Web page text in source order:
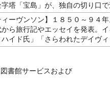
塔「宝島」が、独自の切り口
ィーヴンソン】１８５０～９４
から旅行記やエッセイを発表。
イド氏」「さらわれたデイヴ
書館サービスおよび